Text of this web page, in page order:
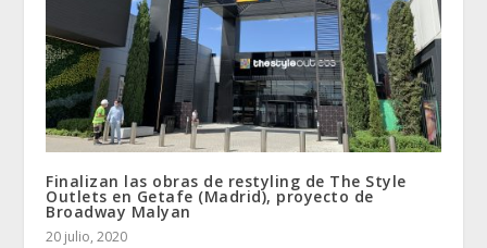
Finalizan las obras de restyling de The Style
Outlets en Getafe (Madrid), proyecto de
Broadway Malyan
20 julio, 2020